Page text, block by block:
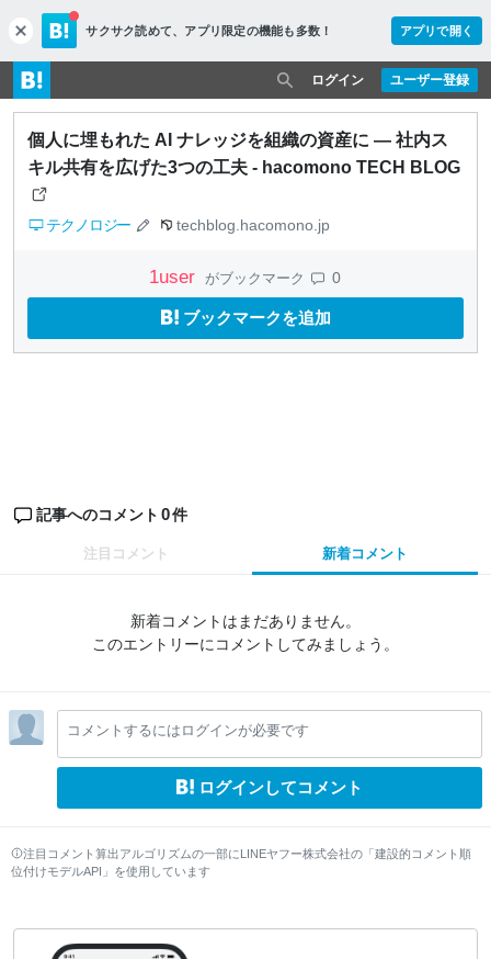
c
l
o
s
e
サクサク読めて、 アプリ限定の機能も多数！ アプリで開く
ユーザー登録
ログイン
個人に埋もれた AI ナレッジを組織の資産に — 社内ス
キル共有を広げた3つの工夫 - hacomono TECH BLOG
テクノロジー techblog.hacomono.jp
1user がブックマーク 0
ブックマークを追加
記事へのコメント 0件
注目コメント 新着コメント
新着コメントはまだありません。
このエントリーにコメントしてみましょう。
コメントするにはログインが必要です
ログインしてコメント
注目コメント算出アルゴリズムの一部にLINEヤフー株式会社の「建設的コメント順
位付けモデルAPI」を使用しています